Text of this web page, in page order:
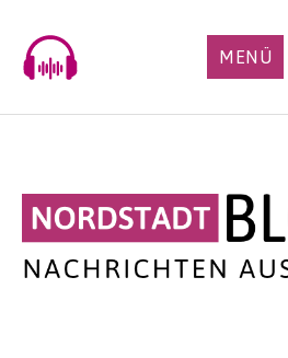
content
MENÜ